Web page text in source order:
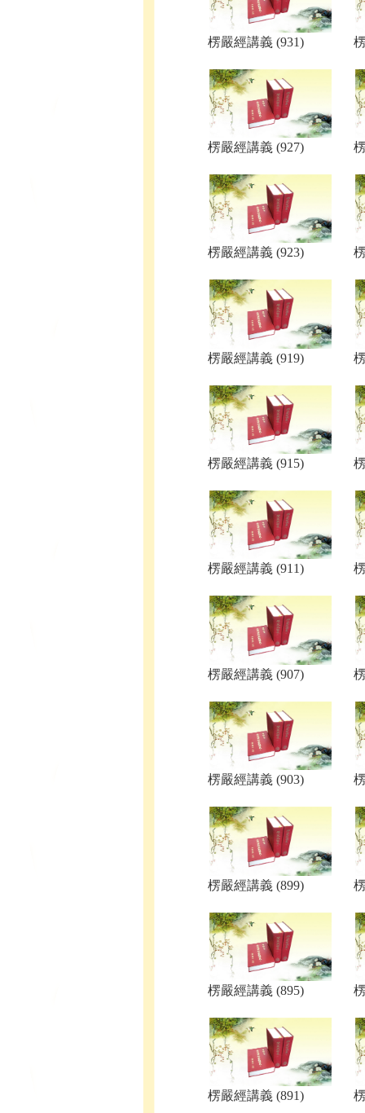
楞嚴經講義 (931)
楞嚴經講義 (927)
楞嚴經講義 (923)
楞嚴經講義 (919)
楞嚴經講義 (915)
楞嚴經講義 (911)
楞嚴經講義 (907)
楞嚴經講義 (903)
楞嚴經講義 (899)
楞嚴經講義 (895)
楞嚴經講義 (891)